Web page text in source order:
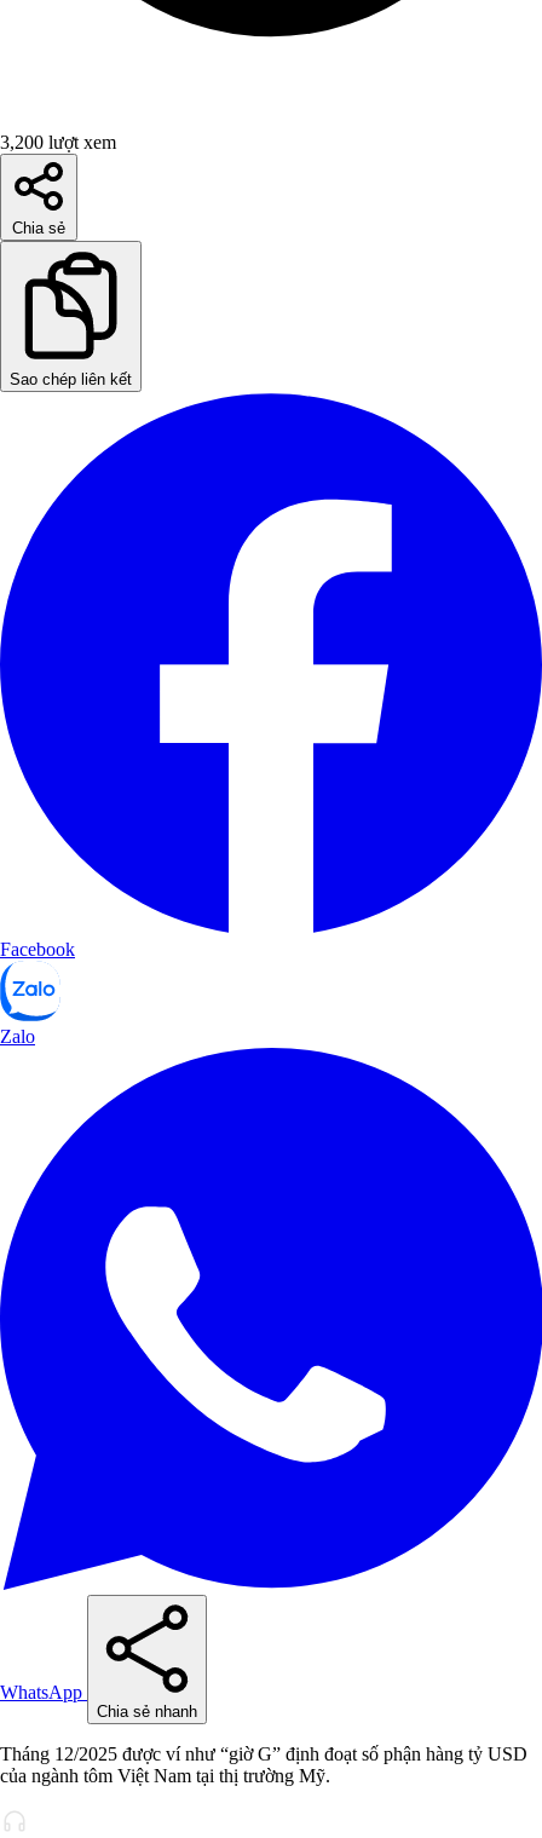
3,200 lượt xem
Chia sẻ
Sao chép liên kết
Facebook
Zalo
WhatsApp
Chia sẻ nhanh
Tháng 12/2025 được ví như “giờ G” định đoạt số phận hàng tỷ USD
của ngành tôm Việt Nam tại thị trường Mỹ.